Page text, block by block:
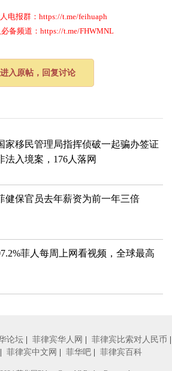
电报群：https://t.me/feihuaph
备频道：https://t.me/FHWMNL
进入原帖，回复讨论
家移民管理局指挥侦破一起骗办签证
法入境案，176人落网
健保官员去年薪资为前一年三倍
菲人每周上网看视频，全球最高
论坛 菲律宾华人网 菲律宾比索对人民币
菲律宾中文网 菲华吧 菲律宾百科